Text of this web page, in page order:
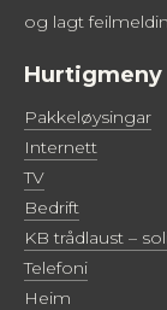
og lagt
Hurtigmeny
Pakkeløysingar
Internett
TV
Bedrift
KB trådlaust –
Telefoni
Heim